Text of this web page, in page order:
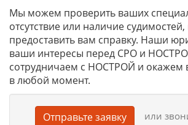
Мы можем проверить ваших
отсутствие или наличие
предоставить вам справку. Наши
ваши интересы перед СРО и
сотрудничаем с НОСТРОЙ и окажем
в любой момент.
Отправьте заявку или